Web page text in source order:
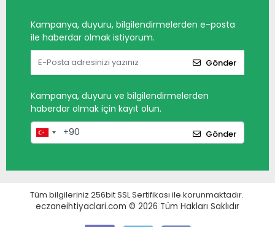
Kampanya, duyuru, bilgilendirmelerden e-posta
ile haberdar olmak istiyorum.
Gönder
Kampanya, duyuru ve bilgilendirmelerden
haberdar olmak için kayıt olun.
Gönder
Tüm bilgileriniz 256bit SSL Sertifikası ile korunmaktadır.
eczaneihtiyaclari.com © 2026 Tüm Hakları Saklıdır